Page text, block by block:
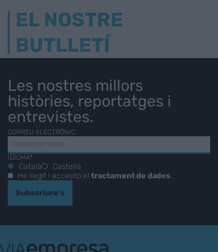
EL NOSTRE
BUTLLETÍ
Les nostres millors
històries, reportatges i
entrevistes.
CORREU ELECTRÒNIC
IDIOMA*
Català
Castellà
He llegit i accepto eltractament de dades
Subscriure's